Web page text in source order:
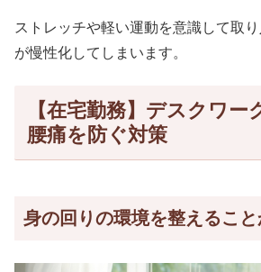
ストレッチや軽い運動を意識して取
が慢性化してしまいます。
【在宅勤務】デスクワー
腰痛を防ぐ対策
身の回りの環境を整えること